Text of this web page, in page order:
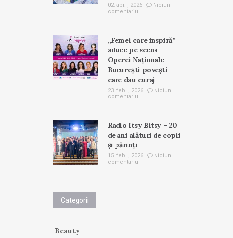
02. apr. , 2026
Niciun
comentariu
„Femei care inspiră”
aduce pe scena
Operei Naționale
București povești
care dau curaj
23. feb. , 2026
Niciun
comentariu
Radio Itsy Bitsy – 20
de ani alături de copii
și părinți
15. feb. , 2026
Niciun
comentariu
Categorii
Beauty